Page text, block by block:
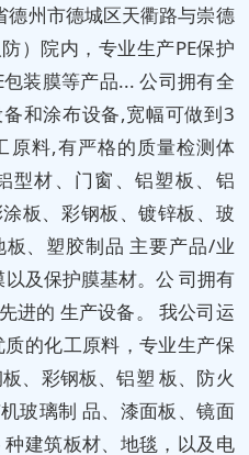
德州市德城区天衢路与崇德
）院内，专业生产PE保护
装膜等产品... 公司拥有全
和涂布设备,宽幅可做到3
原料,有严格的质量检测体
型材、门窗、铝塑板、铝
板、彩钢板、镀锌板、玻
、塑胶制品 主要产品/业
及保护膜基材。公 司拥有
进的 生产设备。 我公司运
的化工原料，专业生产保
、彩钢板、铝塑 板、防火
玻璃制 品、漆面板、镜面
建筑板材、地毯，以及电